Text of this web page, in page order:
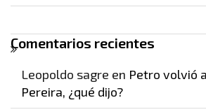
Comentarios recientes
Leopoldo sagre en Petro volvió
Pereira, ¿qué dijo?